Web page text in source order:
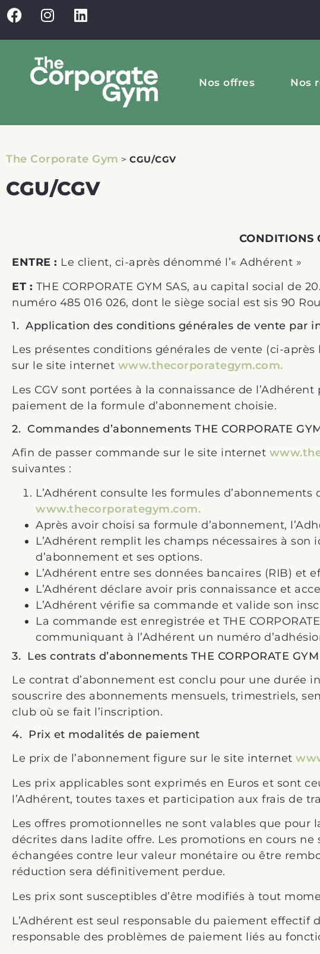
Nos offres Nos
The Corporate Gym > CGU/CGV
CGU/CGV
CONDITIONS
ENTRE : Le client, ci-après dénommé l’« Adhérent »
ET : THE CORPORATE GYM SAS, au capital social de
numéro 485 016 026, dont le siège social est sis 90
1. Application des conditions générales de vente par
Les présentes conditions générales de vente (ci-après
sur le site internet www.thecorporategym.com.
Les CGV sont portées à la connaissance de
paiement de la formule d’abonnement choisie.
2. Commandes d’abonnements THE CORPORATE
Afin de passer commande sur le site internet
suivantes :
L’Adhérent consulte les formules
www.thecorporategym.com.
Après avoir choisi sa formule d’abonnement,
L’Adhérent remplit les champs nécessaires à
d’abonnement et ses options.
L’Adhérent entre ses données bancaires (RIB)
L’Adhérent déclare avoir pris connaissance et
L’Adhérent vérifie sa commande et valide son
La commande est enregistrée et THE
communiquant à l’Adhérent un numéro
3. Les contrats d’abonnements THE CORPORATE GYM
Le contrat d’abonnement est conclu pour une durée
souscrire des abonnements mensuels, trimestriels,
club où se fait l’inscription.
4. Prix et modalités de paiement
Le prix de l’abonnement figure sur le site internet
Les prix applicables sont exprimés en Euros et sont
l’Adhérent, toutes taxes et participation aux frais de
Les offres promotionnelles ne sont valables que pour
décrites dans ladite offre. Les promotions en cours
échangées contre leur valeur monétaire ou être
réduction sera définitivement perdue.
Les prix sont susceptibles d’être modifiés à tout
L’Adhérent est seul responsable du paiement effectif
responsable des problèmes de paiement liés au